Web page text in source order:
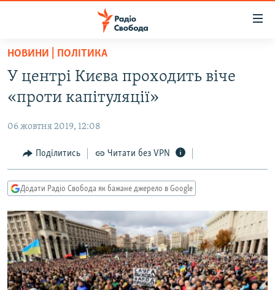
Перейти
основного
матеріалу
Перейти
до
навігації
Перейти
до
ВСЕ ЗА ДОБУ
СТАТТІ
ПОЛІТИКА
ЕКОНОМІКА
КУЛЬТУРА
СПОРТ
УКРАЇНА
СВІТ
ВІЙНА
РОСІЙСЬКА «ФІЛЬТРАЦІЯ»
КРИМ.РЕАЛІЇ
ТИ ЯК?
СХЕМИ
КИТАЙ.ВИКЛИКИ
МУЛЬТИМЕДІА
НОВИНИ | ПОЛІТИКА
У центрі Києва проходить віче
«проти капітуляції»
06 жовтня 2019, 12:08
Поділитись Читати без VPN
Додати Радіо Свобода як бажане джерело в Google